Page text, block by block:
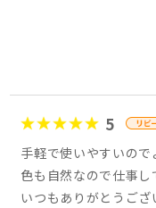
5
手軽で使いやすいので
色も自然なので仕事し
いつもありがとうござ